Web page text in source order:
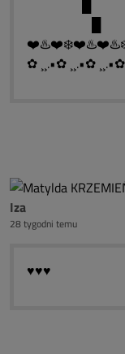
✿ ¸¸.•✿ ¸¸.•✿
Iza
28 tygodni temu
♥️♥️♥️